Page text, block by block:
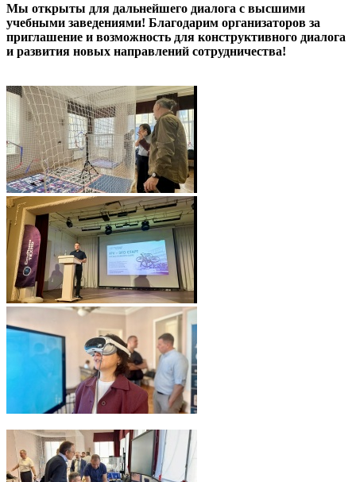
Мы открыты для дальнейшего диалога с высшими
учебными заведениями! Благодарим организаторов за
приглашение и возможность для конструктивного диалога
и развития новых направлений сотрудничества!